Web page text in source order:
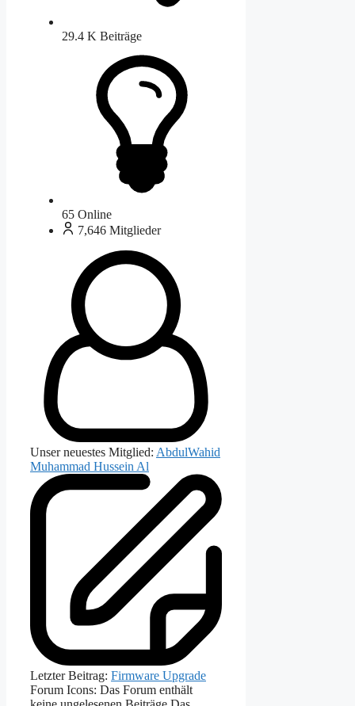
29.4 K Beiträge
65 Online
7,646 Mitglieder
Unser neuestes Mitglied: AbdulWahid
Muhammad Hussein Al
Letzter Beitrag: Firmware Upgrade
Forum Icons: Das Forum enthält